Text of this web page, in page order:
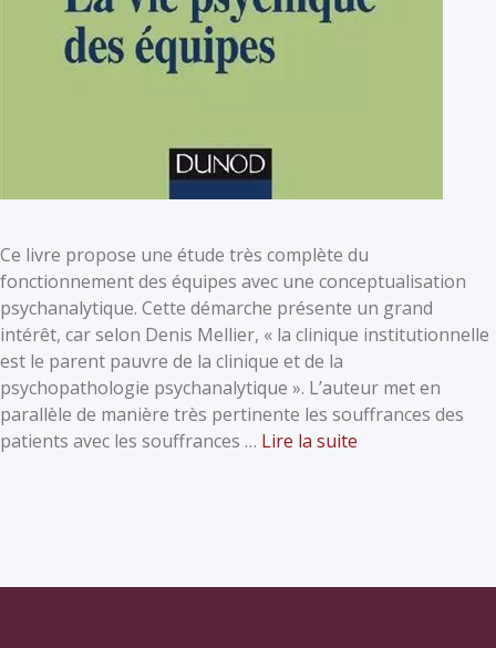
Ce livre propose une étude très complète du
fonctionnement des équipes avec une conceptualisation
psychanalytique. Cette démarche présente un grand
intérêt, car selon Denis Mellier, « la clinique institutionnelle
est le parent pauvre de la clinique et de la
psychopathologie psychanalytique ». L’auteur met en
parallèle de manière très pertinente les souffrances des
patients avec les souffrances … Lire la suite